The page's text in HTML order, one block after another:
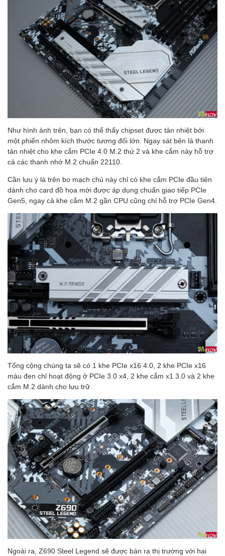
Như hình ảnh trên, bạn có thể thấy chipset được tản nhiệt bởi
một phiến nhôm kích thước tương đối lớn. Ngay sát bên là thanh
tản nhiệt cho khe cắm PCIe 4.0 M.2 thứ 2 và khe cắm này hỗ trợ
cả các thanh nhớ M.2 chuẩn 22110.
Cần lưu ý là trên bo mạch chủ này chỉ có khe cắm PCIe đầu tiên
dành cho card đồ họa mới được áp dụng chuẩn giao tiếp PCIe
Gen5, ngay cả khe cắm M.2 gần CPU cũng chỉ hỗ trợ PCIe Gen4.
Tổng cộng chúng ta sẽ có 1 khe PCIe x16 4.0, 2 khe PCIe x16
màu đen chỉ hoạt động ở PCIe 3.0 x4, 2 khe cắm x1 3.0 và 2 khe
cắm M.2 dành cho lưu trữ.
Ngoài ra, Z690 Steel Legend sẽ được bán ra thị trường với hai